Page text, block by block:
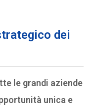
dei
le grandi aziende
unica e